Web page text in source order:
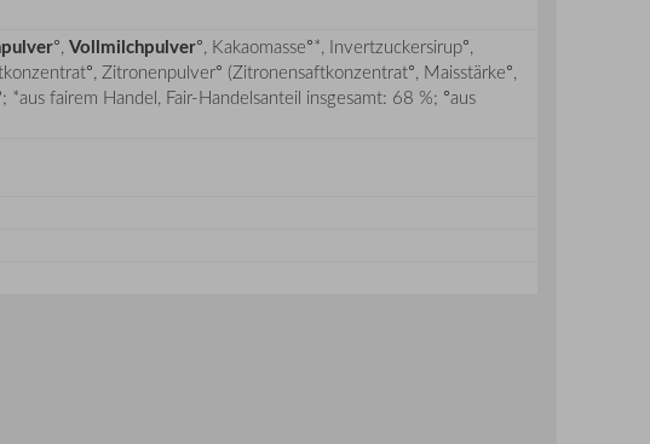
°, Vollmilchpulver°, Kakaomasse°*, Invertzuckersirup°,
Zitronenpulver° (Zitronensaftkonzentrat°, Maisstärke°,
fairem Handel, Fair-Handelsanteil insgesamt: 68 %; °aus